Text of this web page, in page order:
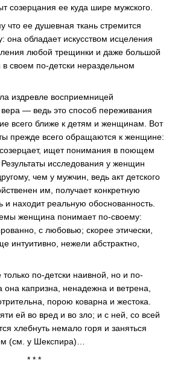
созерцания ее куда шире мужского.
ее душевная ткань стремится
она обладает искусством исцеления
любой трещинки и даже большой
своем по-детски нераздельном
издревле восприемницей
— ведь это способ переживания
всего ближе к детям и женщинам. Вот
прежде всего обращаются к женщине:
созерцает, ищет понимания в поющем
исследования у женщин
чем у мужчин, ведь акт детского
им, получает конкретную
и находит реальную обоснованность.
женщина понимает по-своему:
с любовью; скорее этически,
интуитивно, нежели абстрактно,
по-детски наивной, но и по-
она капризна, ненадежна и ветрена,
порою коварна и жестока.
ей во вред и во зло; и с ней, со всей
хлебнуть немало горя и заняться
(см. у Шекспира)…
* * *